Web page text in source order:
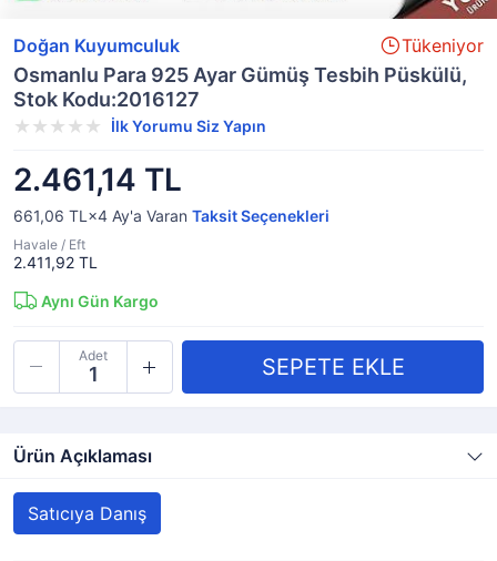
Doğan Kuyumculuk Tükeniyor
Osmanlu Para 925 Ayar Gümüş Tesbih Püskülü,
Stok Kodu:2016127
İlk Yorumu Siz Yapın
2.461,14 TL
661,06 TL×4 Ay'a Varan Taksit Seçenekleri
Havale / Eft
2.411,92 TL
Aynı Gün Kargo
Adet
Ürün Açıklaması
Satıcıya Danış